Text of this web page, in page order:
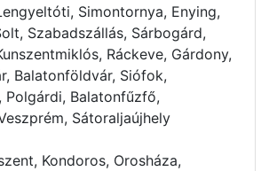
Simontornya, Enying,
Szabadszállás, Sárbogárd,
Ráckeve, Gárdony,
Balatonföldvár, Siófok,
Polgárdi, Balatonfűzfő,
Sátoraljaújhely
Kondoros, Orosháza,